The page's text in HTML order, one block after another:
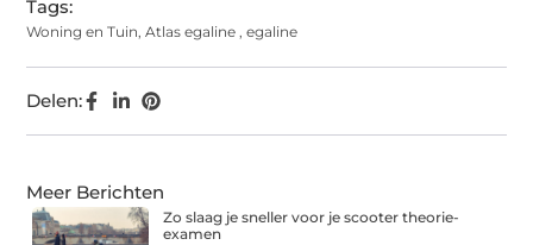
Tags:
Woning en Tuin,Atlas egaline ,egaline
Delen:
Meer Berichten
Zo slaag je sneller voor je scooter theorie-
examen